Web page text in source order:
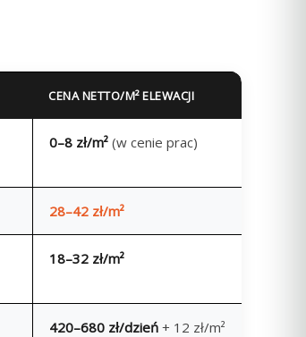
CENA NETTO/M² ELEWACJI
0–8 zł/m² (w cenie prac)
28–42 zł/m²
18–32 zł/m²
420–680 zł/dzień + 12 zł/m²